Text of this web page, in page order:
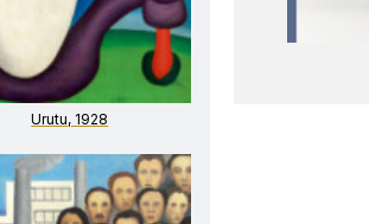
Urutu, 1928